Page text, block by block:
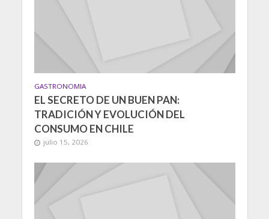
GASTRONOMIA
EL SECRETO DE UN BUEN PAN:
TRADICIÓN Y EVOLUCIÓN DEL
CONSUMO EN CHILE
julio 15, 2026